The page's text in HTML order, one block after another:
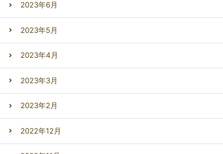
2023年6月
2023年5月
2023年4月
2023年3月
2023年2月
2022年12月